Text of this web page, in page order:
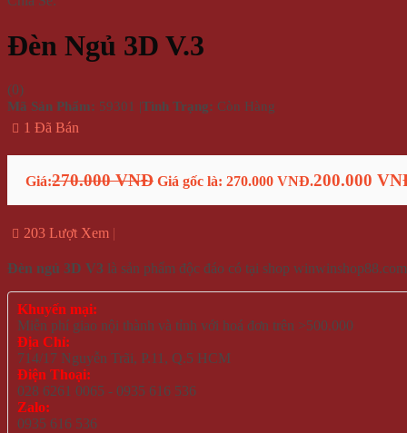
Đèn Ngủ 3D V.3
(0)
Mã Sản Phẩm: 59301 |Tình Trạng: Còn Hàng
1 Đã Bán
Giá:270.000 VNĐ Giá gốc là: 270.000 VNĐ.200.000
203 Lượt Xem
Đèn ngủ 3D V3 là sản phẩm độc đáo có tại shop winwinshop88.com
Khuyến mại:
Miễn phí giao nội thành và tỉnh với hoá đơn trên >500.000
Địa Chỉ:
714/17 Nguyễn Trãi, P.11, Q.5 HCM
Điện Thoại:
028 6261 0065 - 0935 616 536
Zalo:
0935 616 536